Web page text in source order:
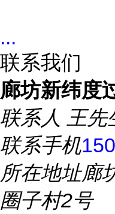
...
联系我们
廊坊新纬度
联系人 王先
联系手机
所在地址廊
圈子村2号